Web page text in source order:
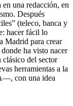
una redacción, en
Después
(teleco, banca y
hacer fácil lo
Madrid para crear
ha visto nacer
clásico del sector
herramientas a la
con una idea